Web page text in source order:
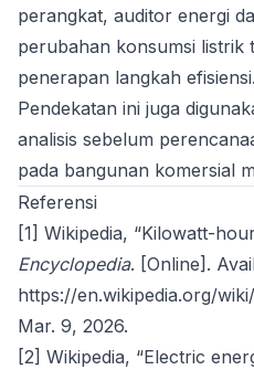
perangkat, auditor energi
perubahan konsumsi listrik
penerapan langkah efisiensi.
Pendekatan ini juga
analisis sebelum
pada bangunan komersial
Referensi
[1] Wikipedia, “Kilowatt-
Encyclopedia. [Online].
https://en.wikipedia.org/
Mar. 9, 2026.
[2] Wikipedia, “Electric